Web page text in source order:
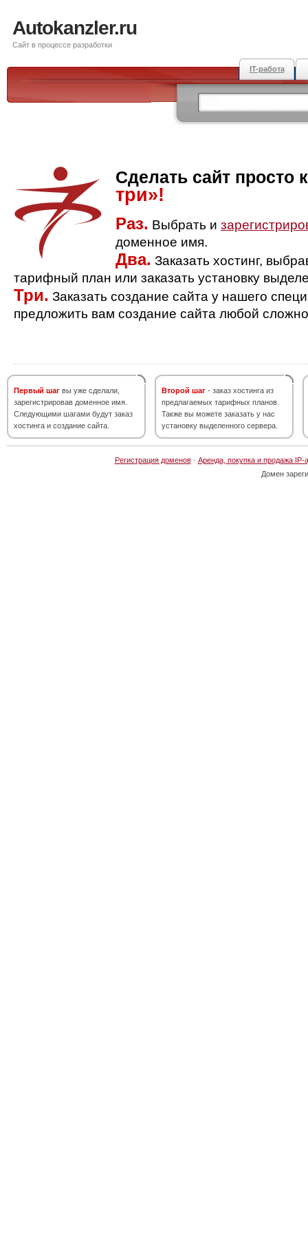
Autokanzler.ru
Сайт в процессе разработки
IT-работа
Сделать сайт просто
три»!
Раз. Выбрать и
доменное имя.
Два. Заказать хостинг,
тарифный план или заказать установку
Три. Заказать создание сайта у нашего
предложить вам создание сайта любой
Первый шаг вы уже сделали,
зарегистрировав доменное имя.
Следующими шагами будут заказ
хостинга и создание сайта.
Второй шаг - заказ хостинга из
предлагаемых тарифных планов.
Также вы можете заказать у нас
установку выделенного сервера.
Регистрация доменов· Аренда, покупка и продажа IP-
Домен